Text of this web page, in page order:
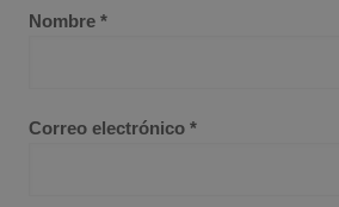
Nombre *
Correo electrónico *